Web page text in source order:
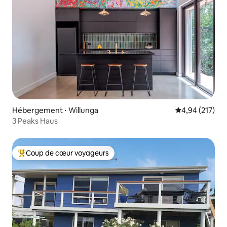
Hébergement ⋅ Willunga Évaluation
4,94 (217)
3 Peaks Haus
Coups de cœur voyageurs les plus appréciés
Coup de cœur voyageurs